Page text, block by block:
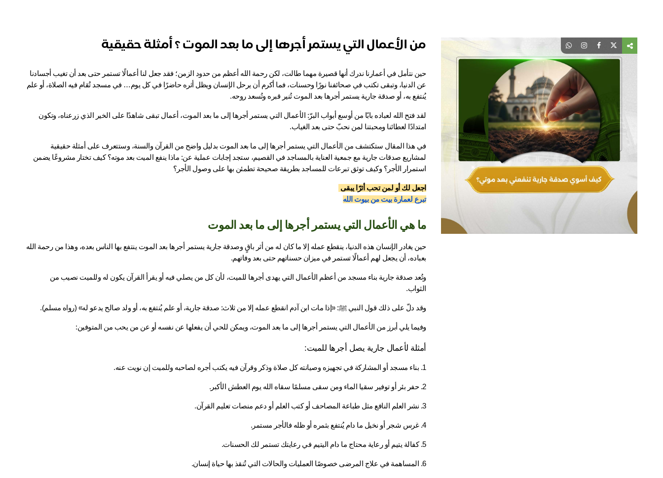
من الأعمال التي يستمر أجرها إلى ما بعد الموت​ ؟ أمثلة حقيقية
يُنتفع به، أو صدقة جارية يستمر أجرها بعد الموت تُنير قبره وتُسعد روحه.
امتدادًا لعطائنا ومحبتنا لمن نحبّ حتى بعد الغياب.
استمرار الأجر؟ وكيف توثق تبرعات للمساجد بطريقة صحيحة تطمئن بها على وصول الأجر؟
اجعل لك أو لمن تحب أثرًا يبقى
تبرع لعمارة بيت من بيوت الله
ما هي الأعمال التي يستمر أجرها إلى ما بعد الموت
بعباده، أن يجعل لهم أعمالًا تستمر في ميزان حسناتهم حتى بعد وفاتهم.
الثواب.
وقد دلّ على ذلك قول النبي ﷺ: «إذا مات ابن آدم انقطع عمله إلا من ثلاث: صدقة جارية، أو علم يُنتفع به، أو ولد صالح يدعو له» (رواه مسلم).
وفيما يلي أبرز من الأعمال التي يستمر أجرها إلى ما بعد الموت، ويمكن للحي أن يفعلها عن نفسه أو عن من يحب من المتوفين:
أمثلة لأعمال جارية يصل أجرها للميت:
1. بناء مسجد أو المشاركة في تجهيزه وصيانته كل صلاة وذكر وقرآن فيه يكتب أجره لصاحبه وللميت إن نويت عنه.
2. حفر بئر أو توفير سقيا الماء ومن سقى مسلمًا سقاه الله يوم العطش الأكبر.
3. نشر العلم النافع مثل طباعة المصاحف أو كتب العلم أو دعم منصات تعليم القرآن.
4. غرس شجر أو نخيل ما دام يُنتفع بثمره أو ظله فالأجر مستمر.
5. كفالة يتيم أو رعاية محتاج ما دام اليتيم في رعايتك تستمر لك الحسنات.
6. المساهمة في علاج المرضى خصوصًا العمليات والحالات التي تُنقذ بها حياة إنسان.